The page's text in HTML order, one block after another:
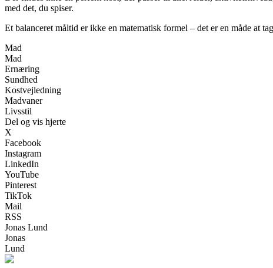
med det, du spiser.
Et balanceret måltid er ikke en matematisk formel – det er en måde at
Mad
Mad
Ernæring
Sundhed
Kostvejledning
Madvaner
Livsstil
Del og vis hjerte
X
Facebook
Instagram
LinkedIn
YouTube
Pinterest
TikTok
Mail
RSS
Jonas Lund
Jonas
Lund